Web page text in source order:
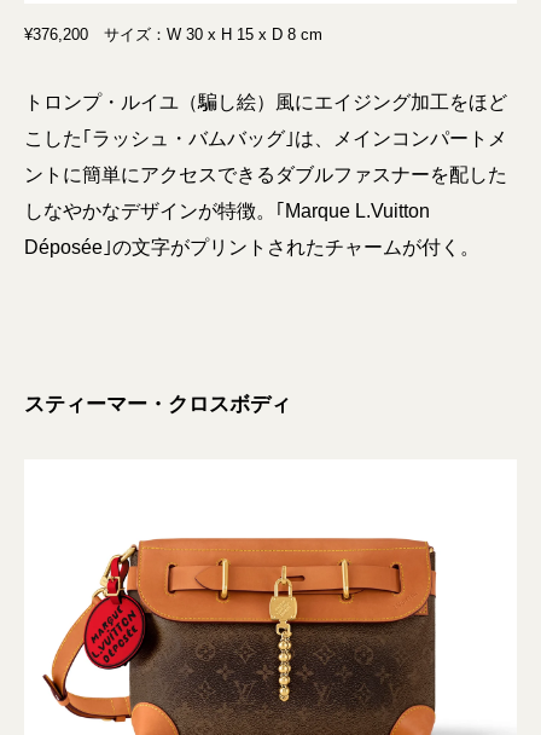
¥376,200 サイズ：W 30 x H 15 x D 8 cm
トロンプ・ルイユ（騙し絵）風にエイジング加工をほど
こした｢ラッシュ・バムバッグ｣は、メインコンパートメ
ントに簡単にアクセスできるダブルファスナーを配した
しなやかなデザインが特徴。｢Marque L.Vuitton
Déposée｣の文字がプリントされたチャームが付く。
スティーマー・クロスボディ